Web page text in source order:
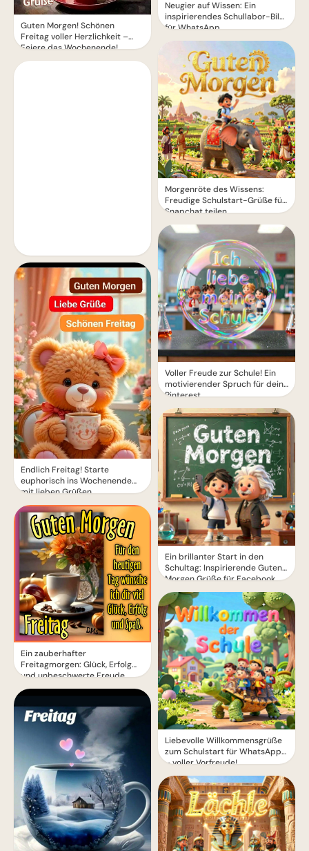
Guten Morgen! Schönen
Freitag voller Herzlichkeit –
Feiere das Wochenende!
Endlich Freitag! Starte
euphorisch ins Wochenende
mit lieben Grüßen
Ein zauberhafter
Freitagmorgen: Glück, Erfolg
und unbeschwerte Freude
erwarten dich
Neugier auf Wissen: Ein
inspirierendes Schullabor-Bild
für WhatsApp
Morgenröte des Wissens:
Freudige Schulstart-Grüße für
Snapchat teilen
Voller Freude zur Schule! Ein
motivierender Spruch für dein
Pinterest
Ein brillanter Start in den
Schultag: Inspirierende Guten
Morgen Grüße für Facebook
Liebevolle Willkommensgrüße
zum Schulstart für WhatsApp
– voller Vorfreude!